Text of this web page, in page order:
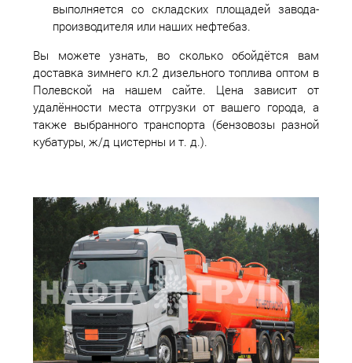
выполняется со складских площадей завода-
производителя или наших нефтебаз.
Вы можете узнать, во сколько обойдётся вам
доставка зимнего кл.2 дизельного топлива оптом в
Полевской на нашем сайте. Цена зависит от
удалённости места отгрузки от вашего города, а
также выбранного транспорта (бензовозы разной
кубатуры, ж/д цистерны и т. д.).